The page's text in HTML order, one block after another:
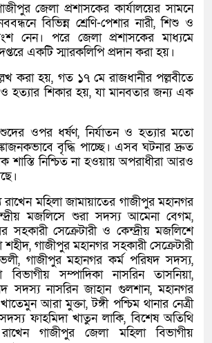
জেলা প্রশাসকের কার্যালয়ের সামনে
বিভিন্ন শ্রেণি-পেশার নারী, শিশু ও
নেন। পরে জেলা প্রশাসকের মাধ্যমে
একটি স্মারকলিপি প্রদান করা হয়।
করা হয়, গত ১৭ মে রাজধানীর পল্লবীতে
ও হত্যার শিকার হয়, যা মানবতার জন্য এক
ওপর ধর্ষণ, নির্যাতন ও হত্যার মতো
বৃদ্ধি পাচ্ছে। এসব ঘটনার দ্রুত
শাস্তি নিশ্চিত না হওয়ায় অপরাধীরা আরও
রাখেন মহিলা জামায়াতের গাজীপুর মহানগর
মজলিসে শুরা সদস্য আমেনা বেগম,
সহকারী সেক্রেটারী ও কেন্দ্রীয় মজলিশে
গাজীপুর মহানগর সহকারী সেক্রেটারী
গাজীপুর মহানগর কর্ম পরিষদ সদস্য,
বিভাগীয় সম্পাদিকা নাসরিন তাসনিয়া,
সদস্য নাসরিন জাহান গুলশান, মহানগর
আরা মুক্তা, টঙ্গী পশ্চিম থানার নেত্রী
ফাহমিদা খাতুন লাকি, বিশেষ অতিথি
গাজীপুর জেলা মহিলা বিভাগীয়